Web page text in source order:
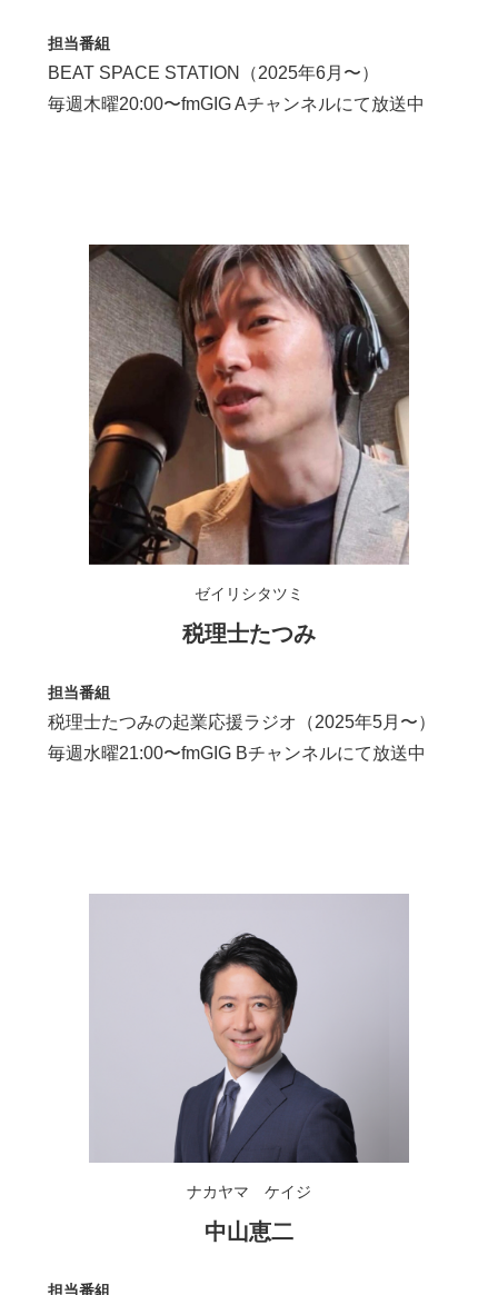
担当番組
BEAT SPACE STATION（2025年6月〜）​
毎週木曜20:00〜fmGIG Aチャンネルにて放送中
ゼイリシタツミ
税理士たつみ
担当番組
税理士たつみの起業応援ラジオ（2025年5月〜）
毎週水曜21:00〜fmGIG Bチャンネルにて放送中
ナカヤマ ケイジ
中山恵二
担当番組